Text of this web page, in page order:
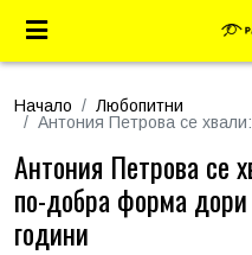
Начало
Любопитни
Антония Петрова се
Антония Петрова се
по-добра форма
години